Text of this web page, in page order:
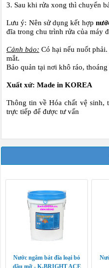
3. Sau khi rửa xong thì chuyển
Lưu ý: Nên sử dụng kết hợp
đĩa trong chu trình rửa của máy
Cảnh báo: Có hại nếu nuốt
mắt.
Bảo quản tại nơi khô ráo, thoáng
Xuất xứ: Made in KOREA
Thông tin vềHóa chất vệ sinh,
trực tiếp để được tư vấn
Nước ngâm bát đĩa loại bỏ
dầu mỡ - K-BRIGHT ACE